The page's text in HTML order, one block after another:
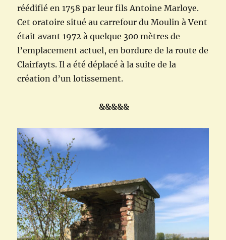
réédifié en 1758 par leur fils Antoine Marloye.
Cet oratoire situé au carrefour du Moulin à Vent
était avant 1972 à quelque 300 mètres de
l’emplacement actuel, en bordure de la route de
Clairfayts. Il a été déplacé à la suite de la
création d’un lotissement.
&&&&&